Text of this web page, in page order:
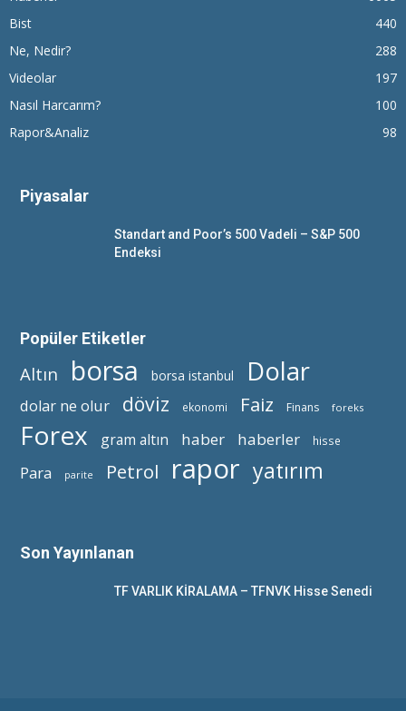
Bist
440
Ne, Nedir?
288
Videolar
197
Nasıl Harcarım?
100
Rapor&Analiz
98
Piyasalar
Standart and Poor’s 500 Vadeli – S&P 500
Endeksi
Popüler Etiketler
Altın borsa borsa istanbul Dolar
dolar ne olur döviz ekonomi Faiz Finans foreks
Forex gram altın haber haberler hisse
Para parite Petrol rapor yatırım
Son Yayınlanan
TF VARLIK KİRALAMA – TFNVK Hisse Senedi